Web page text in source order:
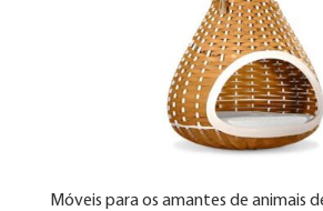
Móveis para os amantes de animais